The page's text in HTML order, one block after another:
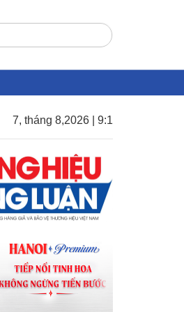
7, tháng 8,2026 | 9:1